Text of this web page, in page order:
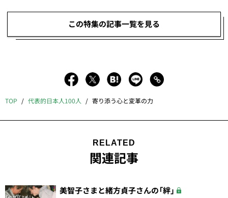
この特集の記事一覧を見る
TOP 代表的日本人100人 寄り添う心と変革の力
RELATED
関連記事
美智子さまと緒方貞子さんの「絆」